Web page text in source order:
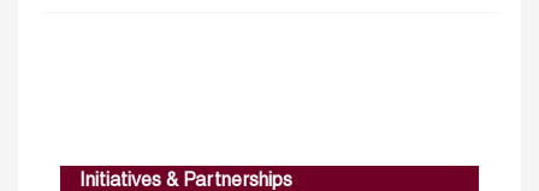
Initiatives & Partnerships